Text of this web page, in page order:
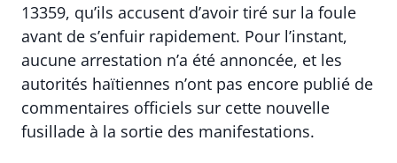
13359, qu’ils accusent d’avoir tiré sur la foule
avant de s’enfuir rapidement. Pour l’instant,
aucune arrestation n’a été annoncée, et les
autorités haïtiennes n’ont pas encore publié de
commentaires officiels sur cette nouvelle
fusillade à la sortie des manifestations.